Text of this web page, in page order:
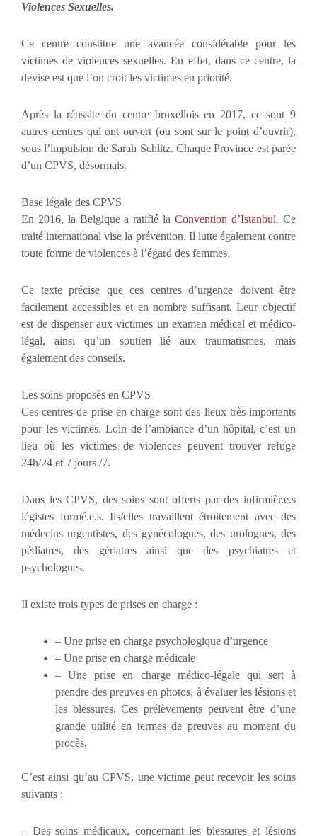
Violences Sexuelles.
Ce centre constitue une avancée considérable pour les
victimes de violences sexuelles. En effet, dans ce centre, la
devise est que l’on croit les victimes en priorité.
Après la réussite du centre bruxellois en 2017, ce sont 9
autres centres qui ont ouvert (ou sont sur le point d’ouvrir),
sous l’impulsion de Sarah Schlitz. Chaque Province est parée
d’un CPVS, désormais.
Base légale des CPVS
En 2016, la Belgique a ratifié la Convention d’Istanbul. Ce
traité international vise la prévention. Il lutte également contre
toute forme de violences à l’égard des femmes.
Ce texte précise que ces centres d’urgence doivent être
facilement accessibles et en nombre suffisant. Leur objectif
est de dispenser aux victimes un examen médical et médico-
légal, ainsi qu’un soutien lié aux traumatismes, mais
également des conseils.
Les soins proposés en CPVS
Ces centres de prise en charge sont des lieux très importants
pour les victimes. Loin de l’ambiance d’un hôpital, c’est un
lieu où les victimes de violences peuvent trouver refuge
24h/24 et 7 jours /7.
Dans les CPVS, des soins sont offerts par des infirmièr.e.s
légistes formé.e.s. Ils/elles travaillent étroitement avec des
médecins urgentistes, des gynécologues, des urologues, des
pédiatres, des gériatres ainsi que des psychiatres et
psychologues.
Il existe trois types de prises en charge :
– Une prise en charge psychologique d’urgence
– Une prise en charge médicale
– Une prise en charge médico-légale qui sert à
prendre des preuves en photos, à évaluer les lésions et
les blessures. Ces prélèvements peuvent être d’une
grande utilité en termes de preuves au moment du
procès.
C’est ainsi qu’au CPVS, une victime peut recevoir les soins
suivants :
– Des soins médicaux, concernant les blessures et lésions